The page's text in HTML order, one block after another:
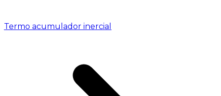
Termo acumulador inercial